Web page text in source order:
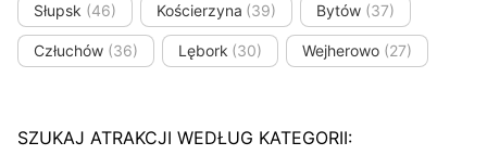
Słupsk (46) Kościerzyna (39) Bytów (37)
Człuchów (36) Lębork (30) Wejherowo (27)
SZUKAJ ATRAKCJI WEDŁUG KATEGORII: